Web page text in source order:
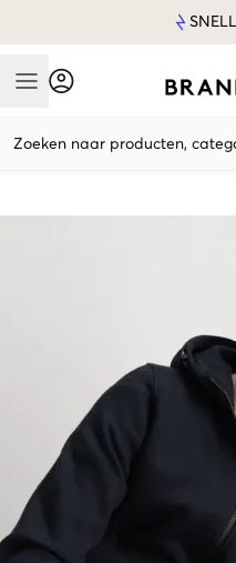
Mobile Menu
Zoeken naar producten,